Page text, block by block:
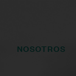
NOSOTROS